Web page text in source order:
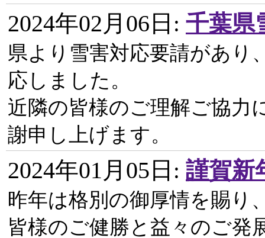
2024年02月06日 : 千葉県
県より雪害対応要請があり
応しました。
近隣の皆様のご理解ご協力
謝申し上げます。
2024年01月05日 : 謹賀新
昨年は格別の御厚情を賜り
皆様のご健勝と益々のご発